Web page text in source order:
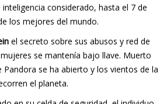
considerado, hasta el 7 de
los mejores del mundo.
el secreto sobre sus abusos y red de
se mantenía bajo llave. Muerto
Pandora se ha abierto y los vientos de la
el planeta.